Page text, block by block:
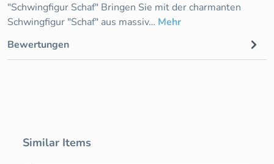
"Schwingfigur Schaf" Bringen Sie mit der charmanten
Schwingfigur "Schaf" aus massiv… Mehr
Bewertungen
Produktgalerie überspringen
Similar Items